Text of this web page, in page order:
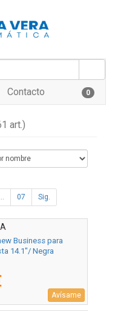
Contacto 0
art.)
... 07 Sig.
Business para
14.1"/ Negra
Avísame